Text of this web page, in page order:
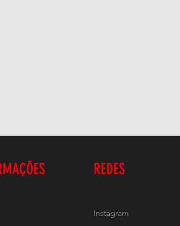
REDES
Instagram